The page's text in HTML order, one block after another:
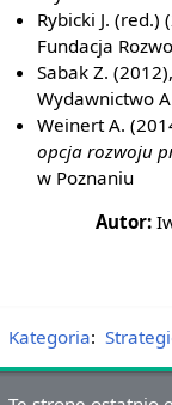
Rybicki J. (red.)
Fundacja
Sabak Z.
Wydawnictwo
Weinert A.
opcja rozwoju
w Poznaniu
Autor:
Kategoria: